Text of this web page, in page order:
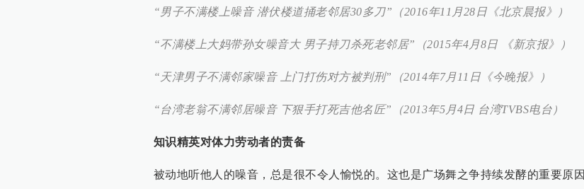
“男子不满楼上噪音 潜伏楼道捅老邻居30多刀”（2016年11月28日《北京晨报》）
“不满楼上大妈带孙女噪音大 男子持刀杀死老邻居”（2015年4月8日 《新京报》）
“天津男子不满邻家噪音 上门打伤对方被判刑”（2014年7月11日《今晚报》）
“台湾老翁不满邻居噪音 下狠手打死吉他名匠”（2013年5月4日 台湾TVBS电台）
知识精英对体力劳动者的责备
被动地听他人的噪音，总是很不令人愉悦的。这也是广场舞之争持续发酵的重要原因